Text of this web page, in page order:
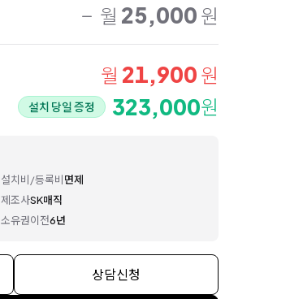
월 25,000 원
월 21,900 원
설치 당일 증정 323,000원
설치비/등록비면제
제조사SK매직
소유권이전6년
상담신청